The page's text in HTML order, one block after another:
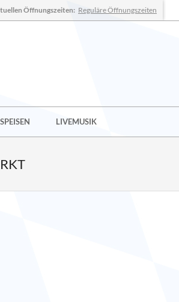
Öffnungszeiten: Reguläre Öffnungszeiten
LIVEMUSIK